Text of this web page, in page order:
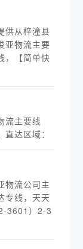
供从梓潼县
亚物流主要
，【简单快
流主要线
达区域：
物流公司主
专线，天天
3601）2-3